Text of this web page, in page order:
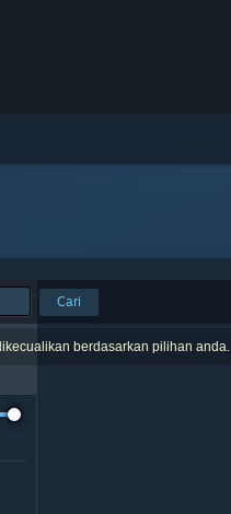
Cari
berdasarkan pilihan anda.